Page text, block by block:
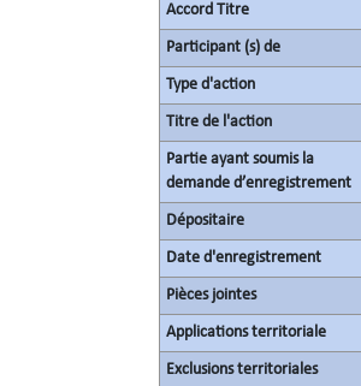
Accord Titre
Participant (s) de
Type d'action
Titre de l'action
Partie ayant soumis la
demande d’enregistrement
Dépositaire
Date d'enregistrement
Pièces jointes
Applications territoriale
Exclusions territoriales